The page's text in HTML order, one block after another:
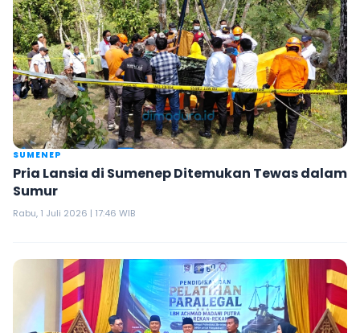
SUMENEP
Pria Lansia di Sumenep Ditemukan Tewas dalam
Sumur
Rabu, 1 Juli 2026 | 17:46 WIB